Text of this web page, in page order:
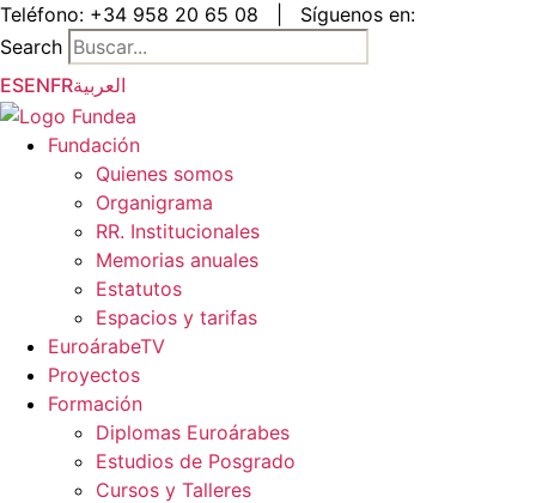
Saltar
al
contenido
Teléfono: +34 958 20 65 08
Síguenos en:
Search
ESENFRالعربية
Fundación
Quienes somos
Organigrama
RR. Institucionales
Memorias anuales
Estatutos
Espacios y tarifas
EuroárabeTV
Proyectos
Formación
Diplomas Euroárabes
Estudios de Posgrado
Cursos y Talleres